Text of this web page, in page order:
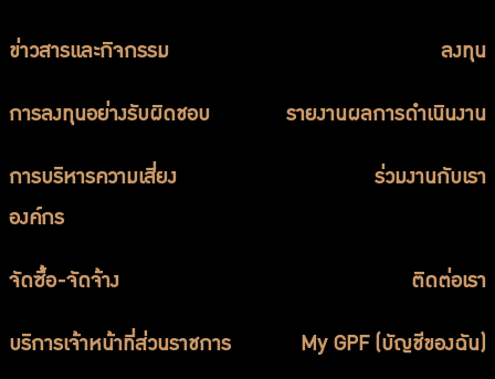
ข่าวสารและกิจกรรม ลงทุน
การลงทุนอย่างรับผิดชอบ รายงานผลการดำเนินงาน
การบริหารความเสี่ยง
องค์กร
ร่วมงานกับเรา
จัดซื้อ-จัดจ้าง ติดต่อเรา
บริการเจ้าหน้าที่ส่วนราชการ My GPF (บัญชีของฉัน)